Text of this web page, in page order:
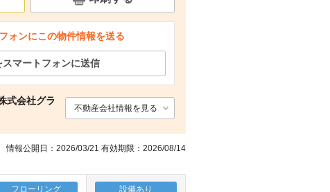
ォンにこの物件情報を送る
マートフォンに送信
式会社グラ
不動産会社情報を見る
情報公開日：2026/03/21 有効期限：2026/08/14
フローリング 設備あり